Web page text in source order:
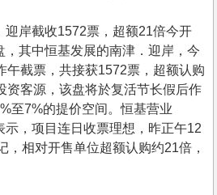
迎岸截收1572票，超额21倍今开
其中恒基发展的南津．迎岸，今
午截票，共接获1572票，超额认购
资客源，该盘将於复活节长假后作
至7%的提价空间。恒基营业
示，项目连日收票理想，昨正午12
，相对开售单位超额认购约21倍，